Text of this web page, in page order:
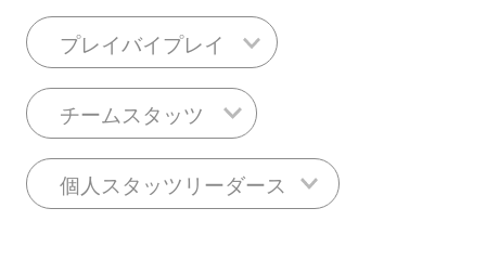
プレイバイプレイ
チームスタッツ
個人スタッツリーダース